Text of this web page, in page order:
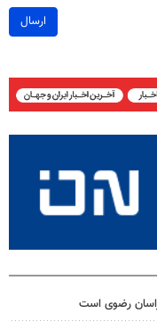
ارسال
رضوی است